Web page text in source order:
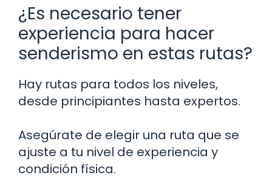
¿Es necesario tener
experiencia para hacer
senderismo en estas rutas?
Hay rutas para todos los niveles,
desde principiantes hasta expertos.
Asegúrate de elegir una ruta que se
ajuste a tu nivel de experiencia y
condición física.